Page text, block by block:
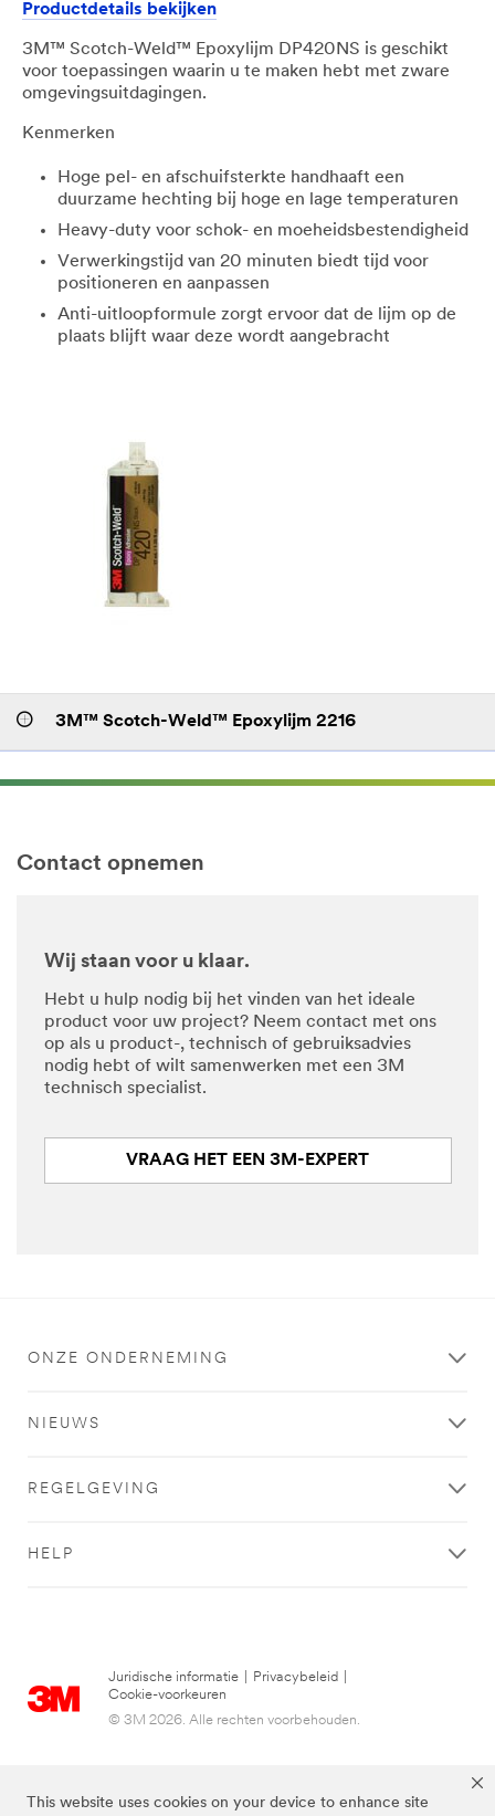
This website uses cookies on your device to enhance site
Productdetails bekijken
3M™ Scotch-Weld™ Epoxylijm DP420NS is geschikt
voor toepassingen waarin u te maken hebt met zware
omgevingsuitdagingen.
Kenmerken
Hoge pel- en afschuifsterkte handhaaft een
duurzame hechting bij hoge en lage temperaturen
​Heavy-duty voor schok- en moeheidsbestendigheid
​Verwerkingstijd van 20 minuten biedt tijd voor
positioneren en aanpassen
​Anti-uitloopformule zorgt ervoor dat de lijm op de
plaats blijft waar deze wordt aangebracht
3M™ Scotch-Weld™ Epoxylijm 2216
Contact opnemen
Wij staan voor u klaar.
Hebt u hulp nodig bij het vinden van het ideale
product voor uw project? Neem contact met ons
op als u product-, technisch of gebruiksadvies
nodig hebt of wilt samenwerken met een 3M
technisch specialist.
VRAAG HET EEN 3M-EXPERT
ONZE ONDERNEMING
NIEUWS
REGELGEVING
HELP
Juridische informatie Privacybeleid
Cookie-voorkeuren
© 3M 2026. Alle rechten voorbehouden.